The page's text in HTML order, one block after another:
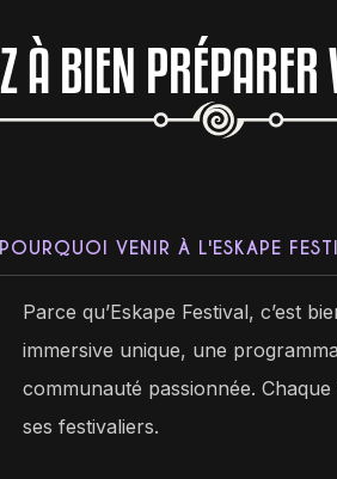
À BIEN PRÉPARER
POURQUOI VENIR À L'ESKAPE
Parce qu’Eskape Festival, c’est
immersive unique, une
communauté passionnée.
ses festivaliers.